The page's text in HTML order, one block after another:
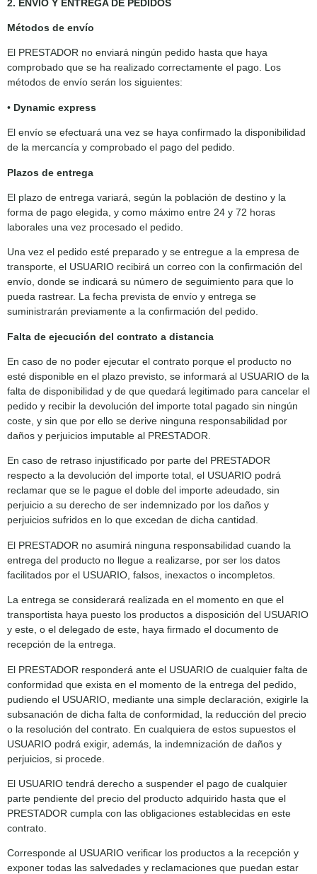
2. ENVÍO Y ENTREGA DE PEDIDOS
Métodos de envío
El PRESTADOR no enviará ningún pedido hasta que haya
comprobado que se ha realizado correctamente el pago. Los
métodos de envío serán los siguientes:
• Dynamic express
El envío se efectuará una vez se haya confirmado la disponibilidad
de la mercancía y comprobado el pago del pedido.
Plazos de entrega
El plazo de entrega variará, según la población de destino y la
forma de pago elegida, y como máximo entre 24 y 72 horas
laborales una vez procesado el pedido.
Una vez el pedido esté preparado y se entregue a la empresa de
transporte, el USUARIO recibirá un correo con la confirmación del
envío, donde se indicará su número de seguimiento para que lo
pueda rastrear. La fecha prevista de envío y entrega se
suministrarán previamente a la confirmación del pedido.
Falta de ejecución del contrato a distancia
En caso de no poder ejecutar el contrato porque el producto no
esté disponible en el plazo previsto, se informará al USUARIO de la
falta de disponibilidad y de que quedará legitimado para cancelar el
pedido y recibir la devolución del importe total pagado sin ningún
coste, y sin que por ello se derive ninguna responsabilidad por
daños y perjuicios imputable al PRESTADOR.
En caso de retraso injustificado por parte del PRESTADOR
respecto a la devolución del importe total, el USUARIO podrá
reclamar que se le pague el doble del importe adeudado, sin
perjuicio a su derecho de ser indemnizado por los daños y
perjuicios sufridos en lo que excedan de dicha cantidad.
El PRESTADOR no asumirá ninguna responsabilidad cuando la
entrega del producto no llegue a realizarse, por ser los datos
facilitados por el USUARIO, falsos, inexactos o incompletos.
La entrega se considerará realizada en el momento en que el
transportista haya puesto los productos a disposición del USUARIO
y este, o el delegado de este, haya firmado el documento de
recepción de la entrega.
El PRESTADOR responderá ante el USUARIO de cualquier falta de
conformidad que exista en el momento de la entrega del pedido,
pudiendo el USUARIO, mediante una simple declaración, exigirle la
subsanación de dicha falta de conformidad, la reducción del precio
o la resolución del contrato. En cualquiera de estos supuestos el
USUARIO podrá exigir, además, la indemnización de daños y
perjuicios, si procede.
El USUARIO tendrá derecho a suspender el pago de cualquier
parte pendiente del precio del producto adquirido hasta que el
PRESTADOR cumpla con las obligaciones establecidas en este
contrato.
Corresponde al USUARIO verificar los productos a la recepción y
exponer todas las salvedades y reclamaciones que puedan estar